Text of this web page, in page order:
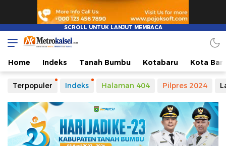
Metro Kalsel
Media Online Terkini, Faktual dan Mendidik
Home Indeks Tanah Bumbu Kotabaru Kota
Terpopuler Indeks Halaman 404 Pilpres 2024